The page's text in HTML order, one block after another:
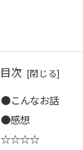
目次
●こんなお話
●感想
☆☆☆☆